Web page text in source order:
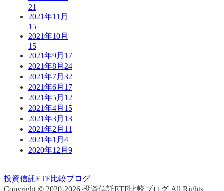
21
2021年11月
15
2021年10月
15
2021年9月 17
2021年8月 24
2021年7月 32
2021年6月 17
2021年5月 12
2021年4月 15
2021年3月 13
2021年2月 11
2021年1月 4
2020年12月 9
投資信託ETF比較ブログ
Copyright © 2020-2026 投資信託ETF比較ブログ All Rights